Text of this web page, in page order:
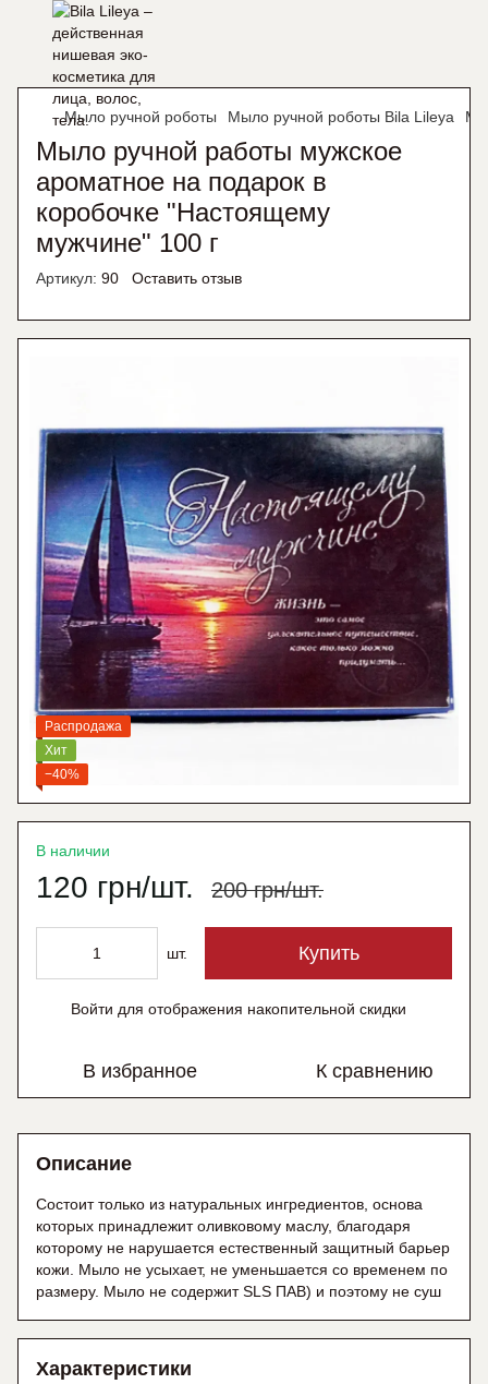
Мыло ручной роботы Мыло ручной роботы Bila Lileya
Мыло ручной работы мужское
ароматное на подарок в
коробочке "Настоящему
мужчине" 100 г
Артикул: 90 Оставить отзыв
Распродажа
Хит
−40%
В наличии
120 грн/шт. 200 грн/шт.
шт. Купить
Войти для отображения накопительной скидки
В избранное К сравнению
Описание
Состоит только из натуральных ингредиентов, основа
которых принадлежит оливковому маслу, благодаря
которому не нарушается естественный защитный барьер
кожи. Мыло не усыхает, не уменьшается со временем по
размеру. Мыло не содержит SLS ПАВ) и поэтому не суш
Характеристики